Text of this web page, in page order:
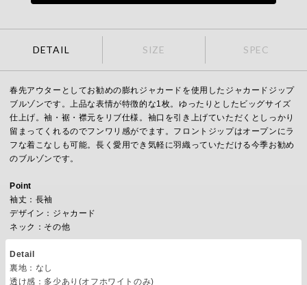
DETAIL SIZE SPEC
春先アウターとしてお勧めの膨れジャカードを使用したジャカードジップ
ブルゾンです。上品な表情が特徴的な1枚。ゆったりとしたビッグサイズ
仕上げ。袖・裾・襟元をリブ仕様。袖口を引き上げていただくとしっかり
留まってくれるのでフンワリ感がでます。フロントジップはオープンにラ
フな着こなしも可能。長く愛用でき気軽に羽織っていただける今季お勧め
のブルゾンです。
Point
袖丈：長袖
デザイン：ジャカード
ネック：その他
Detail
裏地：なし
透け感：多少あり(オフホワイトのみ)